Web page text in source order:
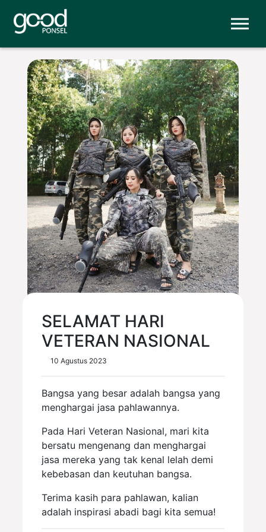
SELAMAT HARI
VETERAN NASIONAL
10 Agustus 2023
Bangsa yang besar adalah bangsa yang
menghargai jasa pahlawannya.
Pada Hari Veteran Nasional, mari kita
bersatu mengenang dan menghargai
jasa mereka yang tak kenal lelah demi
kebebasan dan keutuhan bangsa.
Terima kasih para pahlawan, kalian
adalah inspirasi abadi bagi kita semua!